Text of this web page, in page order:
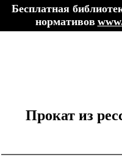
Бесплатная
нормативов
Прокат из